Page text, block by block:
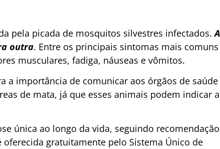
pela picada de mosquitos silvestres infectados.A
outra. Entre os principais sintomas mais comuns
musculares, fadiga, náuseas e vômitos.
a importância de comunicar aos órgãos de saúde
de mata, já que esses animais podem indicar a
única ao longo da vida, seguindo recomendação
oferecida gratuitamente pelo Sistema Único de